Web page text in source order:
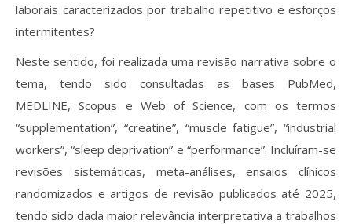
laborais caracterizados por trabalho repetitivo e esforços
intermitentes?
Neste sentido, foi realizada uma revisão narrativa sobre o
tema, tendo sido consultadas as bases PubMed,
MEDLINE, Scopus e Web of Science, com os termos
“supplementation”, “creatine”, “muscle fatigue”, “industrial
workers”, “sleep deprivation” e “performance”. Incluíram-se
revisões sistemáticas, meta-análises, ensaios clínicos
randomizados e artigos de revisão publicados até 2025,
tendo sido dada maior relevância interpretativa a trabalhos